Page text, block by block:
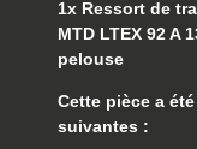
1x Ressort de
MTD LTEX 92 A
pelouse
Cette pièce a
suivantes :